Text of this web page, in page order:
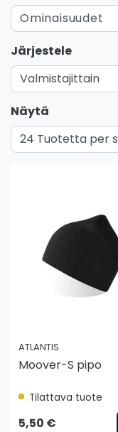
Ominaisuudet
Järjestele
Näytä
ATLANTIS
Moover-S pipo
Tilattava tuote
5,50 €